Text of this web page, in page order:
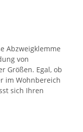
Abzweigklemme
von
Größen. Egal, ob
im Wohnbereich
sich Ihren